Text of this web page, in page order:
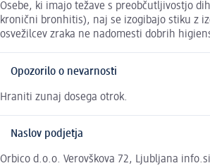
Osebe, ki imajo težave s preobčutljivostjo
kronični bronhitis), naj se izogibajo stiku z
osvežilcev zraka ne nadomesti dobrih
Opozorilo o nevarnosti
Hraniti zunaj dosega otrok.
Naslov podjetja
Orbico d.o.o. Verovškova 72, Ljubljana